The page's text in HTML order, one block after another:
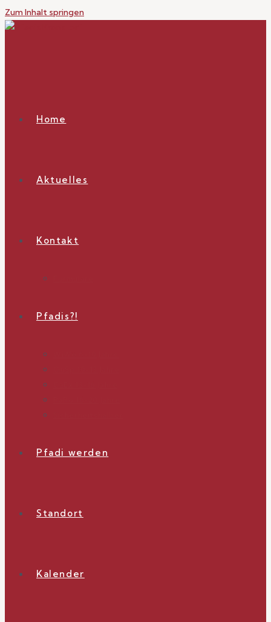
Zum Inhalt springen
Home
Aktuelles
Kontakt
Pfadis?!
Pfadi werden
Standort
Kalender